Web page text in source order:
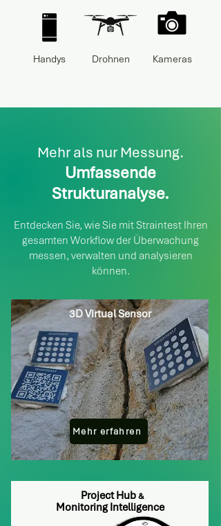
Handys Drohnen Kameras
Mehr als nur Messung.
Umfassende
Strukturanalyse.
Entdecken Sie, wie Sie mit Straintest Ihren
gesamten Workflow der Überwachung
messen, verwalten und analysieren
können.
3D Virtual Sensor
Mehr erfahren
Project Hub&
Monitoring Intelligence